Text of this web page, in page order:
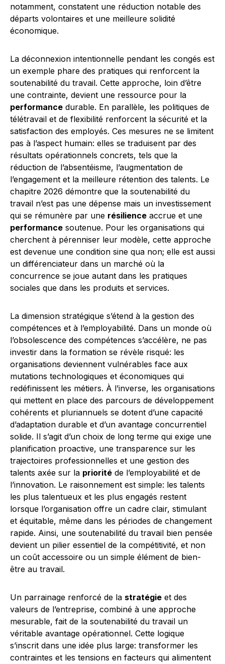
notamment, constatent une réduction notable des
départs volontaires et une meilleure solidité
économique.
La déconnexion intentionnelle pendant les congés est
un exemple phare des pratiques qui renforcent la
soutenabilité du travail. Cette approche, loin d’être
une contrainte, devient une ressource pour la
performance durable. En parallèle, les politiques de
télétravail et de flexibilité renforcent la sécurité et la
satisfaction des employés. Ces mesures ne se limitent
pas à l’aspect humain: elles se traduisent par des
résultats opérationnels concrets, tels que la
réduction de l’absentéisme, l’augmentation de
l’engagement et la meilleure rétention des talents. Le
chapitre 2026 démontre que la soutenabilité du
travail n’est pas une dépense mais un investissement
qui se rémunère par une résilience accrue et une
performance soutenue. Pour les organisations qui
cherchent à pérenniser leur modèle, cette approche
est devenue une condition sine qua non; elle est aussi
un différenciateur dans un marché où la
concurrence se joue autant dans les pratiques
sociales que dans les produits et services.
La dimension stratégique s’étend à la gestion des
compétences et à l’employabilité. Dans un monde où
l’obsolescence des compétences s’accélère, ne pas
investir dans la formation se révèle risqué: les
organisations deviennent vulnérables face aux
mutations technologiques et économiques qui
redéfinissent les métiers. À l’inverse, les organisations
qui mettent en place des parcours de développement
cohérents et pluriannuels se dotent d’une capacité
d’adaptation durable et d’un avantage concurrentiel
solide. Il s’agit d’un choix de long terme qui exige une
planification proactive, une transparence sur les
trajectoires professionnelles et une gestion des
talents axée sur la priorité de l’employabilité et de
l’innovation. Le raisonnement est simple: les talents
les plus talentueux et les plus engagés restent
lorsque l’organisation offre un cadre clair, stimulant
et équitable, même dans les périodes de changement
rapide. Ainsi, une soutenabilité du travail bien pensée
devient un pilier essentiel de la compétitivité, et non
un coût accessoire ou un simple élément de bien-
être au travail.
Un parrainage renforcé de la stratégie et des
valeurs de l’entreprise, combiné à une approche
mesurable, fait de la soutenabilité du travail un
véritable avantage opérationnel. Cette logique
s’inscrit dans une idée plus large: transformer les
contraintes et les tensions en facteurs qui alimentent